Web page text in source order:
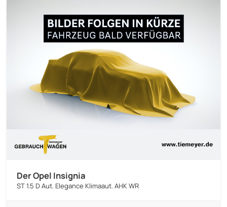
Der Opel Insignia
ST 1.5 D Aut. Elegance Klimaaut. AHK WR